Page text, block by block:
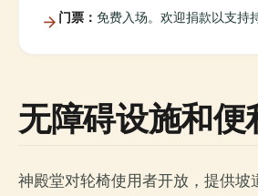
门票： 免费入场。欢迎捐款以支持
无障碍设施和便
神殿堂对轮椅使用者开放，提供坡